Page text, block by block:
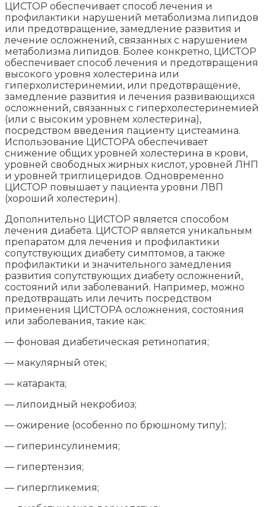
ЦИСТОР обеспечивает способ лечения и
профилактики нарушений метаболизма липидов
или предотвращение, замедление развития и
лечение осложнений, связанных с нарушением
метаболизма липидов. Более конкретно, ЦИСТОР
обеспечивает способ лечения и предотвращения
высокого уровня холестерина или
гиперхолистеринемии, или предотвращение,
замедление развития и лечения развивающихся
осложнений, связанных с гиперхолестеринемией
(или с высоким уровнем холестерина),
посредством введения пациенту цистеамина.
Использование ЦИСТОРА обеспечивает
снижение общих уровней холестерина в крови,
уровней свободных жирных кислот, уровней ЛНП
и уровней триглицеридов. Одновременно
ЦИСТОР повышает у пациента уровни ЛВП
(хороший холестерин).
Дополнительно ЦИСТОР является способом
лечения диабета. ЦИСТОР является уникальным
препаратом для лечения и профилактики
сопутствующих диабету симптомов, а также
профилактики и значительного замедления
развития сопутствующих диабету осложнений,
состояний или заболеваний. Например, можно
предотвращать или лечить посредством
применения ЦИСТОРА осложнения, состояния
или заболевания, такие как:
— фоновая диабетическая ретинопатия;
— макулярный отек;
— катаракта;
— липоидный некробиоз;
— ожирение (особенно по брюшному типу);
— гиперинсулинемия;
— гипертензия;
— гипергликемия;